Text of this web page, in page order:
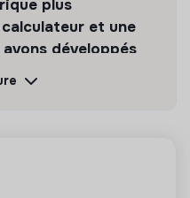
plus
et une
développés
performance des